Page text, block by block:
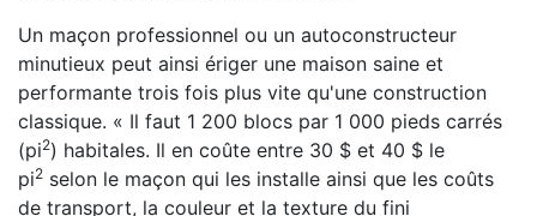
Un maçon professionnel ou un autoconstructeur
minutieux peut ainsi ériger une maison saine et
performante trois fois plus vite qu'une construction
classique. « Il faut 1 200 blocs par 1 000 pieds carrés
(pi2) habitales. Il en coûte entre 30 $ et 40 $ le
pi2 selon le maçon qui les installe ainsi que les coûts
de transport, la couleur et la texture du fini